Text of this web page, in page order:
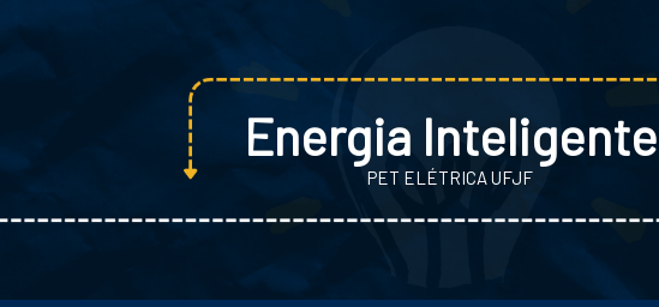
Energia Inteligente
PET ELÉTRICA UFJF